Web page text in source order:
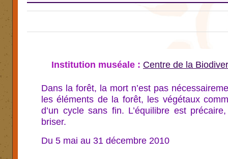
Institution muséale : Centre de la
Dans la forêt, la mort n’est pas
les éléments de la forêt, les végétaux
d’un cycle sans fin. L’équilibre est
briser.
Du 5 mai au 31 décembre 2010